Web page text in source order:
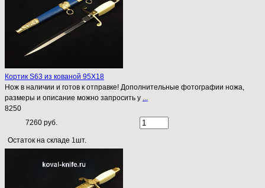
Кортик S63 из кованой 95Х18
Нож в наличии и готов к отправке! Дополнительные фотографии ножа,
размеры и описание можно запросить у ...
8250
7260 руб.
Остаток на складе 1шт.